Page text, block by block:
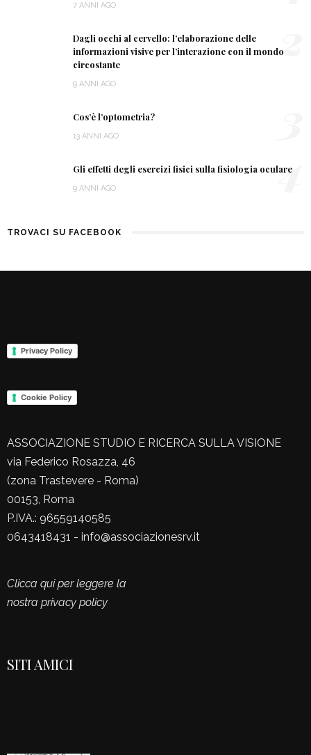
7 ANNI AGO
Dagli occhi al cervello: l’elaborazione delle
informazioni visive per l’interazione con il mondo
circostante
9 ANNI AGO
2
Cos’è l’optometria?
13 ANNI AGO
Gli effetti degli esercizi fisici sulla fisiologia oculare
9 ANNI AGO 4
TROVACI SU FACEBOOK
Privacy Policy
Cookie Policy
ASSOCIAZIONE STUDIO E RICERCA SULLA VISIONE
via Federico Rosazza, 46
(zona Trastevere - Roma)
00153, Roma
P.IVA.: 96559140585
0643418431 - info@associazionesrv.it
Clicca qui per leggere la
nostra privacy policy
SITI AMICI